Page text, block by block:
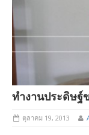
ทำงานประดิษฐ์
ตุลาคม 19, 2013